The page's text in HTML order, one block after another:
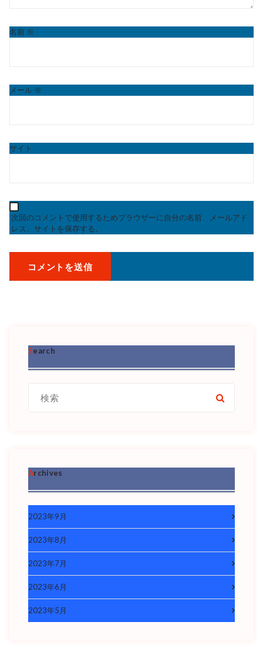
名前 ※
メール ※
サイト
次回のコメントで使用するためブラウザーに自分の名前、メールアド
レス、サイトを保存する。
Search
Archives
2023年9月
2023年8月
2023年7月
2023年6月
2023年5月